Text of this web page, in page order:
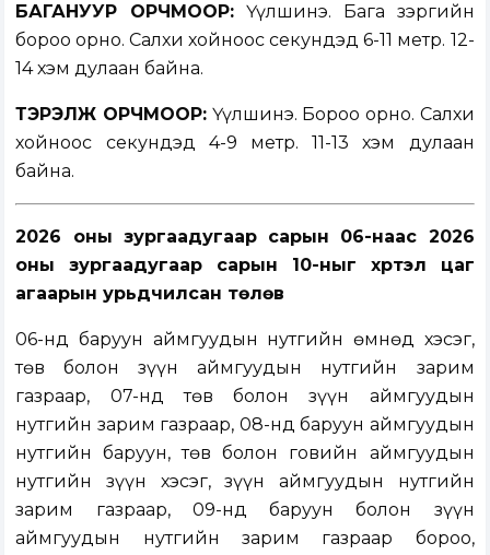
БАГАНУУР ОРЧМООР: Үүлшинэ. Бага зэргийн
бороо орно. Салхи хойноос секундэд 6-11 метр. 12-
14 хэм дулаан байна.
ТЭРЭЛЖ ОРЧМООР: Үүлшинэ. Бороо орно. Салхи
хойноос секундэд 4-9 метр. 11-13 хэм дулаан
байна.
2026 оны зургаадугаар сарын 06-наас 2026
оны зургаадугаар сарын 10-ныг хүртэл цаг
агаарын урьдчилсан төлөв
06-нд баруун аймгуудын нутгийн өмнөд хэсэг,
төв болон зүүн аймгуудын нутгийн зарим
газраар, 07-нд төв болон зүүн аймгуудын
нутгийн зарим газраар, 08-нд баруун аймгуудын
нутгийн баруун, төв болон говийн аймгуудын
нутгийн зүүн хэсэг, зүүн аймгуудын нутгийн
зарим газраар, 09-нд баруун болон зүүн
аймгуудын нутгийн зарим газраар бороо,